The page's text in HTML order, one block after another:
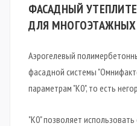
ФАСАДНЫЙ
ДЛЯ
Аэрогелевый
фасадной системы
параметрам "К0", то есть
"К0" позволяет